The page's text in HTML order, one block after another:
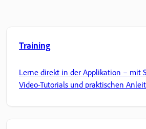
Training
Lerne direkt in der Applikation – mit
Video-Tutorials und praktischen